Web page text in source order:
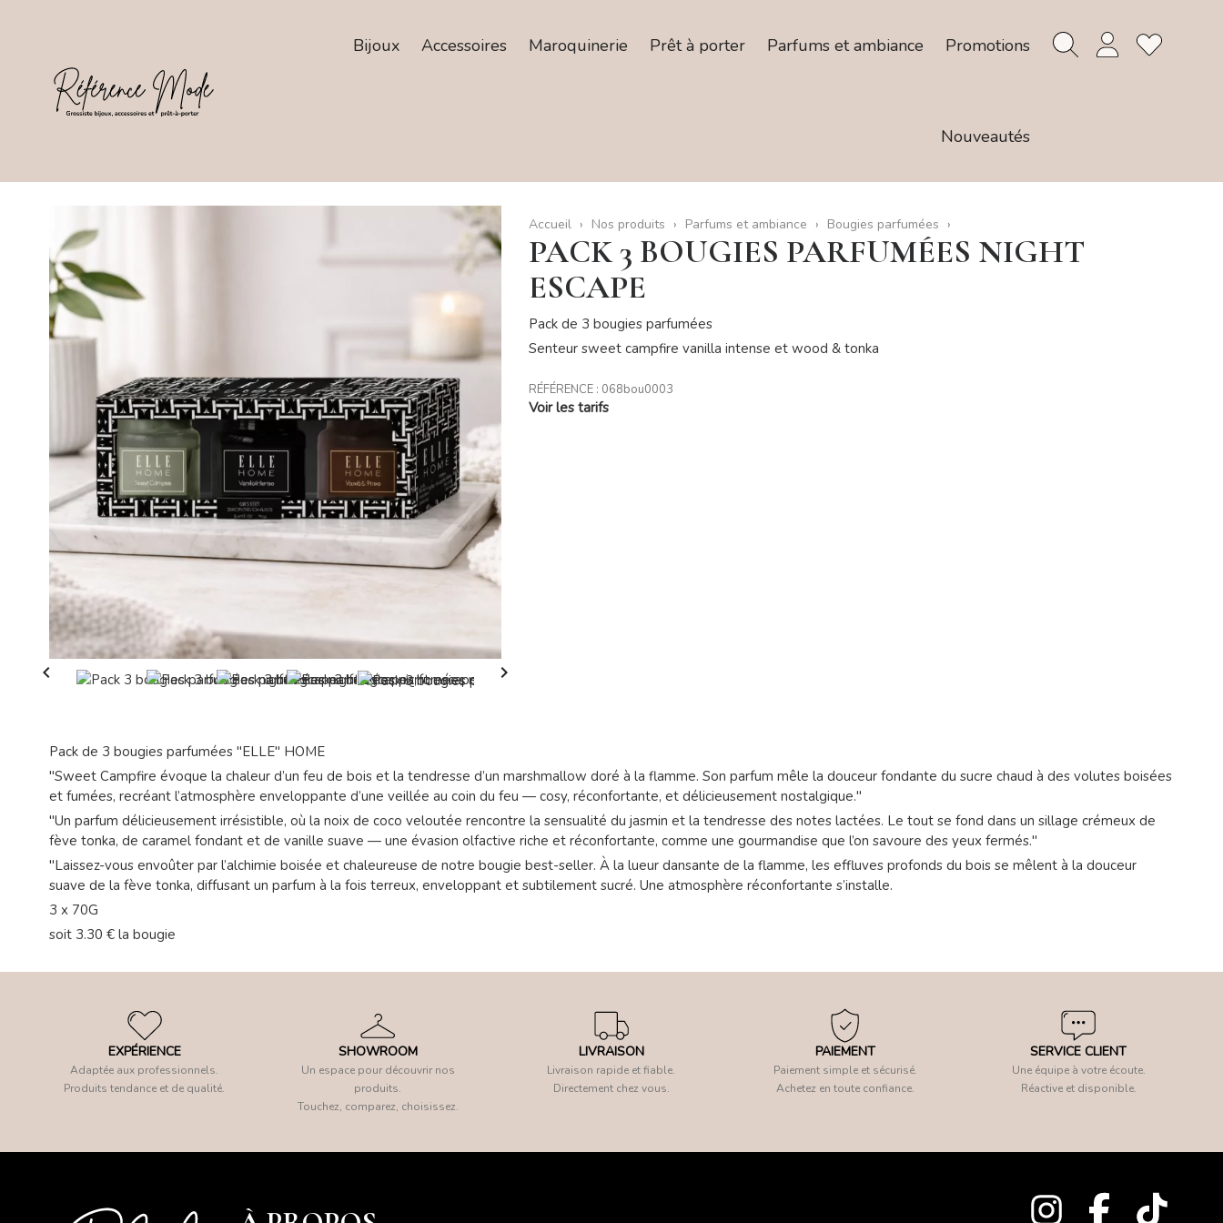
Bijoux Accessoires Maroquinerie Prêt à porter Parfums et ambiance Promotions
Nouveautés
 
Accueil Nos produits Parfums et ambiance Bougies parfumées
PACK 3 BOUGIES PARFUMÉES NIGHT
ESCAPE
Pack de 3 bougies parfumées
Senteur sweet campfire vanilla intense et wood & tonka
RÉFÉRENCE : 068bou0003
Voir les tarifs
Pack de 3 bougies parfumées "ELLE" HOME
"Sweet Campfire évoque la chaleur d’un feu de bois et la tendresse d’un marshmallow doré à la flamme. Son parfum mêle la douceur fondante du sucre chaud à des volutes boisées
et fumées, recréant l’atmosphère enveloppante d’une veillée au coin du feu — cosy, réconfortante, et délicieusement nostalgique."
"Un parfum délicieusement irrésistible, où la noix de coco veloutée rencontre la sensualité du jasmin et la tendresse des notes lactées. Le tout se fond dans un sillage crémeux de
fève tonka, de caramel fondant et de vanille suave — une évasion olfactive riche et réconfortante, comme une gourmandise que l’on savoure des yeux fermés."
"Laissez-vous envoûter par l’alchimie boisée et chaleureuse de notre bougie best-seller. À la lueur dansante de la flamme, les effluves profonds du bois se mêlent à la douceur
suave de la fève tonka, diffusant un parfum à la fois terreux, enveloppant et subtilement sucré. Une atmosphère réconfortante s’installe.
3 x 70G
soit 3.30 € la bougie
EXPÉRIENCE
Adaptée aux professionnels.
Produits tendance et de qualité.
SHOWROOM
Un espace pour découvrir nos
produits.
Touchez, comparez, choisissez.
LIVRAISON
Livraison rapide et fiable.
Directement chez vous.
PAIEMENT
Paiement simple et sécurisé.
Achetez en toute confiance.
SERVICE CLIENT
Une équipe à votre écoute.
Réactive et disponible.